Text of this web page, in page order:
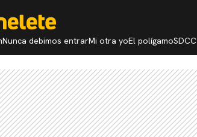
Nunca debimos entrarMi otra yoEl polígamoSDCC